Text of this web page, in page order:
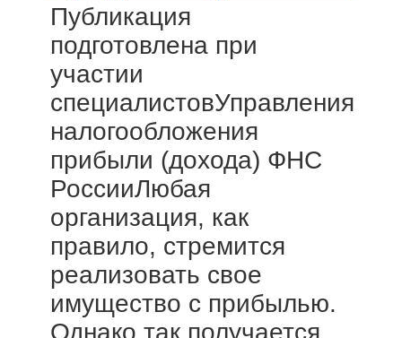
Публикация
подготовлена при
участии
специалистовУправления
налогообложения
прибыли (дохода) ФНС
РоссииЛюбая
организация, как
правило, стремится
реализовать свое
имущество с прибылью.
Однако так получается